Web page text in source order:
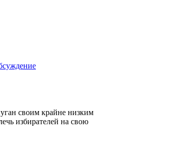
своим крайне низким
избирателей на свою